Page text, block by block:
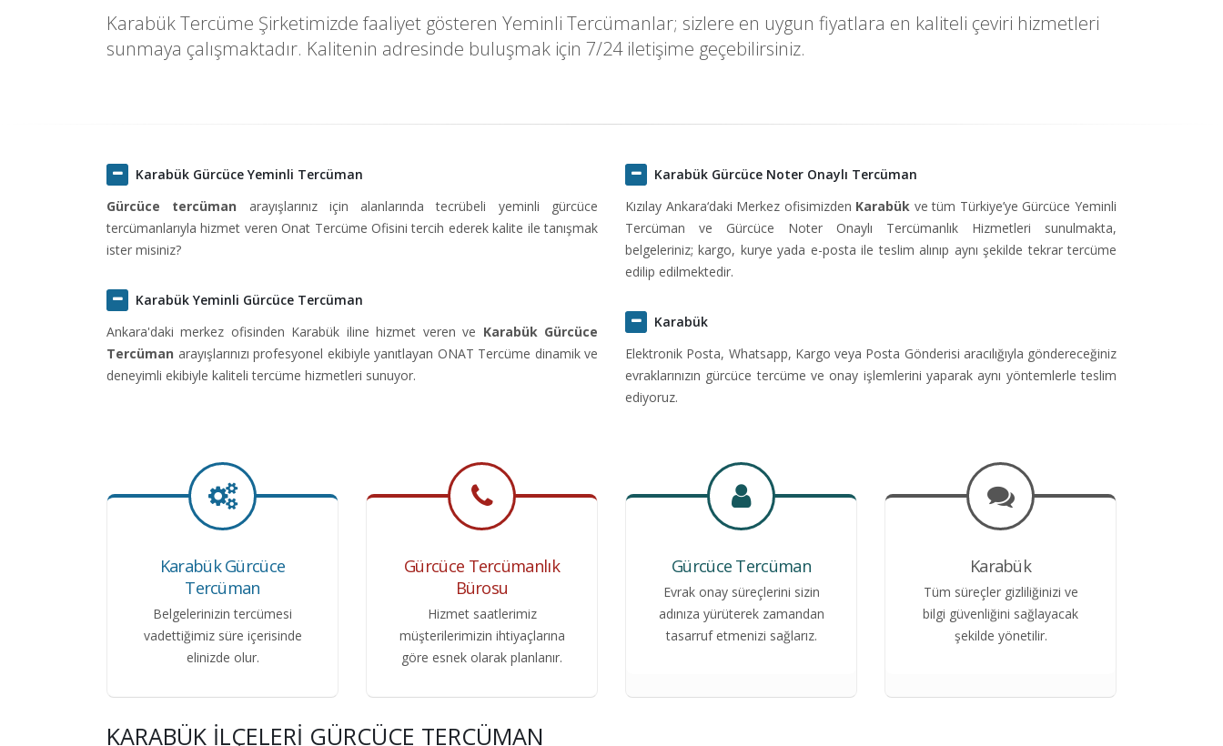
Karabük Tercüme Şirketimizde faaliyet gösteren Yeminli Tercümanlar; sizlere en uygun fiyatlara en kaliteli çeviri hizmetleri
sunmaya çalışmaktadır. Kalitenin adresinde buluşmak için 7/24 iletişime geçebilirsiniz.
Karabük Gürcüce Yeminli Tercüman
Gürcüce tercüman arayışlarınız için alanlarında tecrübeli yeminli gürcüce
tercümanlarıyla hizmet veren Onat Tercüme Ofisini tercih ederek kalite ile tanışmak
ister misiniz?
Karabük Yeminli Gürcüce Tercüman
Ankara'daki merkez ofisinden Karabük iline hizmet veren ve Karabük Gürcüce
Tercüman arayışlarınızı profesyonel ekibiyle yanıtlayan ONAT Tercüme dinamik ve
deneyimli ekibiyle kaliteli tercüme hizmetleri sunuyor.
Karabük Gürcüce Noter Onaylı Tercüman
Kızılay Ankara‘daki Merkez ofisimizden Karabük ve tüm Türkiye’ye Gürcüce Yeminli
Tercüman ve Gürcüce Noter Onaylı Tercümanlık Hizmetleri sunulmakta,
belgeleriniz; kargo, kurye yada e-posta ile teslim alınıp aynı şekilde tekrar tercüme
edilip edilmektedir.
Karabük
Elektronik Posta, Whatsapp, Kargo veya Posta Gönderisi aracılığıyla göndereceğiniz
evraklarınızın gürcüce tercüme ve onay işlemlerini yaparak aynı yöntemlerle teslim
ediyoruz.
Karabük Gürcüce
Tercüman
Belgelerinizin tercümesi
vadettiğimiz süre içerisinde
elinizde olur.
Gürcüce Tercümanlık
Bürosu
Hizmet saatlerimiz
müşterilerimizin ihtiyaçlarına
göre esnek olarak planlanır.
Gürcüce Tercüman
Evrak onay süreçlerini sizin
adınıza yürüterek zamandan
tasarruf etmenizi sağlarız.
Karabük
Tüm süreçler gizliliğinizi ve
bilgi güvenliğini sağlayacak
şekilde yönetilir.
KARABÜK İLÇELERI GÜRCÜCE TERCÜMAN